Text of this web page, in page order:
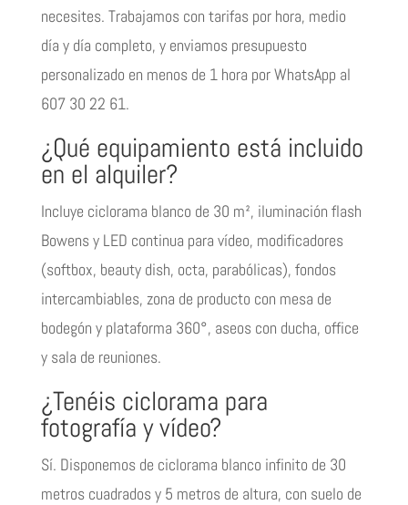
necesites. Trabajamos con tarifas por hora, medio
día y día completo, y enviamos presupuesto
personalizado en menos de 1 hora por WhatsApp al
607 30 22 61.
¿Qué equipamiento está incluido
en el alquiler?
Incluye ciclorama blanco de 30 m², iluminación flash
Bowens y LED continua para vídeo, modificadores
(softbox, beauty dish, octa, parabólicas), fondos
intercambiables, zona de producto con mesa de
bodegón y plataforma 360°, aseos con ducha, office
y sala de reuniones.
¿Tenéis ciclorama para
fotografía y vídeo?
Sí. Disponemos de ciclorama blanco infinito de 30
metros cuadrados y 5 metros de altura, con suelo de